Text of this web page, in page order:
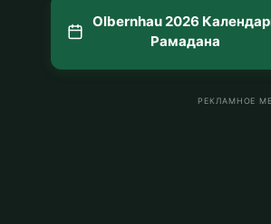
Olbernhau 2026
Рамадана
РЕКЛАМНОЕ